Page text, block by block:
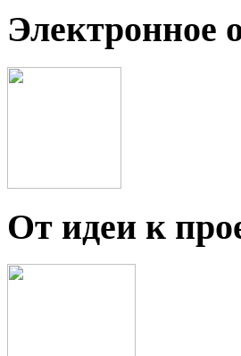
Электронное
От идеи к